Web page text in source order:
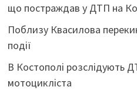
що постраждав у ДТП на
Поблизу Квасилова
події
В Костополі розслідують
мотоцикліста